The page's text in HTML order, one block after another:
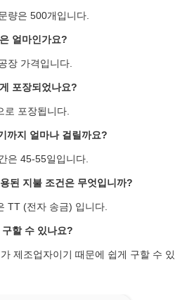
량은 500개입니다.
얼마인가요?
장 가격입니다.
포장되었나요?
로 포장됩니다.
까지 얼마나 걸릴까요?
은 45-55일입니다.
된 지불 조건은 무엇입니까?
TT (전자 송금) 입니다.
할 수 있나요?
제조업자이기 때문에 쉽게 구할 수 있